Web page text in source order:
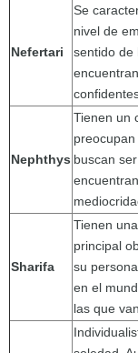
Nefertari
Se
nivel de
sentido de
Nephthys
Tienen un
buscan
Sharifa
Tienen
principal
su
en el
las que van.